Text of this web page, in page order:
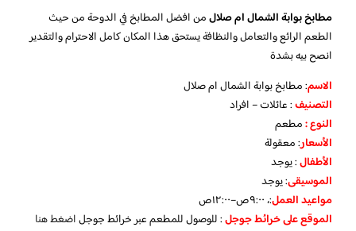
مطابخ بوابة الشمال ام صلالمن افضل المطابخ في الدوحة من حيث
الطعم الرائع والتعامل والنظافة يستحق هذا المكان كامل الاحترام والتقدير
انصح بيه بشدة
الاسم: مطابخ بوابة الشمال ام صلال
التصنيف: عائلات – افراد
النوع :مطعم
الأسعار:معقولة
الأطفال:يوجد
الموسيقى:يوجد
مواعيد العمل:، ٩:٠٠ص–١٢:٠٠ص
الموقع على خرائط جوجل: للوصول للمطعم عبر خرائط جوجلاضغط هنا